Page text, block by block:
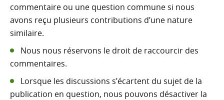
commentaire ou une question commune si nous
avons reçu plusieurs contributions d’une nature
similaire.
Nous nous réservons le droit de raccourcir des
commentaires.
Lorsque les discussions s’écartent du sujet de la
publication en question, nous pouvons désactiver la